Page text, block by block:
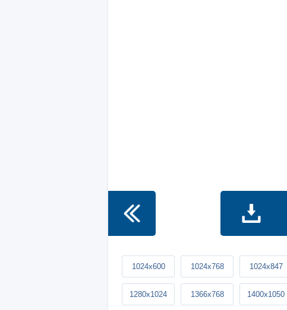
1024x600 1024x768 1024x847
1280x1024 1366x768 1400x1050